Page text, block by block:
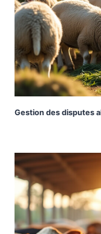
Gestion des disputes